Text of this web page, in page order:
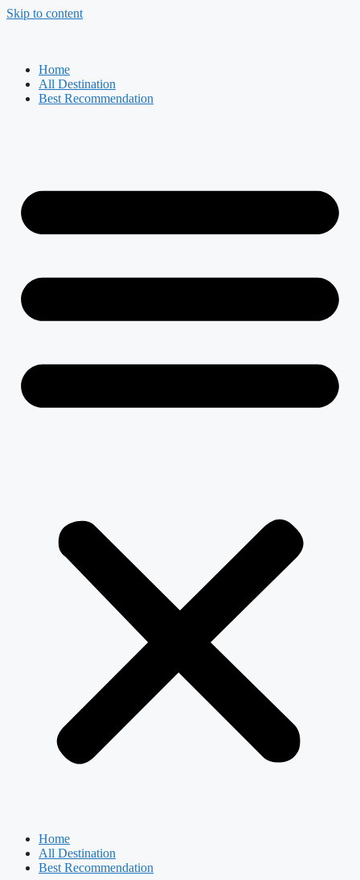
Skip to content
Home
All Destination
Best Recommendation
Home
All Destination
Best Recommendation